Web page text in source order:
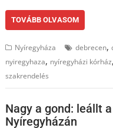
TOVÁBB OLVASOM
Nyíregyháza debrecen,
nyiregyhaza, nyíregyházi kórház
szakrendelés
Nagy a gond: leállt
Nyíregyházán